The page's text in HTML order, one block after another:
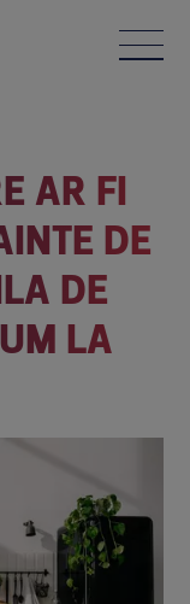
AR FI
DE
DE
LA